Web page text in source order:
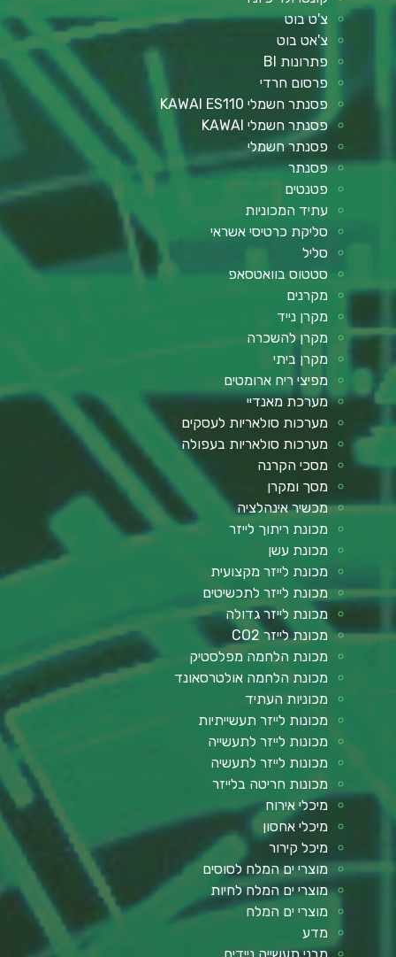
צ'ט בוט
צ'אט בוט
פתרונות BI
פרסום חרדי
פסנתר חשמלי KAWAI ES110
פסנתר חשמלי KAWAI
פסנתר חשמלי
פסנתר
פטנטים
עתיד המכוניות
סליקת כרטיסי אשראי
סליל
סטטוס בוואטסאפ
מקרנים
מקרן נייד
מקרן להשכרה
מקרן ביתי
מפיצי ריח ארומטים
מערכת מאנדיי
מערכות סולאריות לעסקים
מערכות סולאריות בעפולה
מסכי הקרנה
מסך ומקרן
מכשיר אינהלציה
מכונת ריתוך לייזר
מכונת עשן
מכונת לייזר מקצועית
מכונת לייזר לתכשיטים
מכונת לייזר גדולה
מכונת לייזר CO2
מכונת הלחמה מפלסטיק
מכונת הלחמה אולטרסאונד
מכוניות העתיד
מכונות לייזר תעשייתיות
מכונות לייזר לתעשייה
מכונות לייזר לתעשיה
מכונות חריטה בלייזר
מיכלי אירוח
מיכלי אחסון
מיכל קירור
מוצרי ים המלח לסוסים
מוצרי ים המלח לחיות
מוצרי ים המלח
מדע